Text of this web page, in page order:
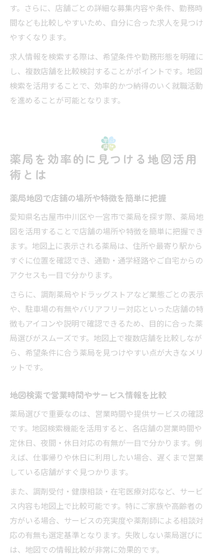
す。さらに、店舗ごとの詳細な募集内容や条件、勤務時
間なども比較しやすいため、自分に合った求人を見つけ
やすくなります。
求人情報を検索する際は、希望条件や勤務形態を明確に
し、複数店舗を比較検討することがポイントです。地図
検索を活用することで、効率的かつ納得のいく就職活動
を進めることが可能となります。
薬局を効率的に見つける地図活用
術とは
薬局地図で店舗の場所や特徴を簡単に把握
愛知県名古屋市中川区や一宮市で薬局を探す際、薬局地
図を活用することで店舗の場所や特徴を簡単に把握でき
ます。地図上に表示される薬局は、住所や最寄り駅から
すぐに位置を確認でき、通勤・通学経路やご自宅からの
アクセスも一目で分かります。
さらに、調剤薬局やドラッグストアなど業態ごとの表示
や、駐車場の有無やバリアフリー対応といった店舗の特
徴もアイコンや説明で確認できるため、目的に合った薬
局選びがスムーズです。地図上で複数店舗を比較しなが
ら、希望条件に合う薬局を見つけやすい点が大きなメリ
ットです。
地図検索で営業時間やサービス情報を比較
薬局選びで重要なのは、営業時間や提供サービスの確認
です。地図検索機能を活用すると、各店舗の営業時間や
定休日、夜間・休日対応の有無が一目で分かります。例
えば、仕事帰りや休日に利用したい場合、遅くまで営業
している店舗がすぐ見つかります。
また、調剤受付・健康相談・在宅医療対応など、サービ
ス内容も地図上で比較可能です。特にご家族や高齢者の
方がいる場合、サービスの充実度や薬剤師による相談対
応の有無も選定基準となります。失敗しない薬局選びに
は、地図での情報比較が非常に効果的です。